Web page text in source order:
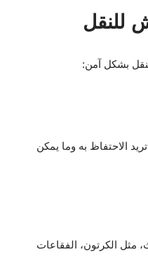
للنقل
بشكل آمن:
الاحتفاظ به وما يمكن
مثل الكرتون، الفقاعات